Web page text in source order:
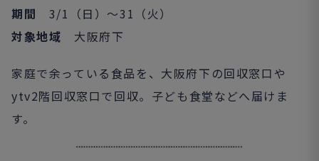
期間 3/1（日）～31（火）
対象地域 大阪府下
家庭で余っている食品を、大阪府下の回収窓口や
ytv2階回収窓口で回収。子ども食堂などへ届けま
す。